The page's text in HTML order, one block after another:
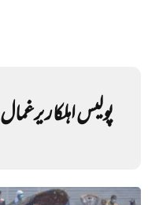
پولیس اہلکار یرغمال